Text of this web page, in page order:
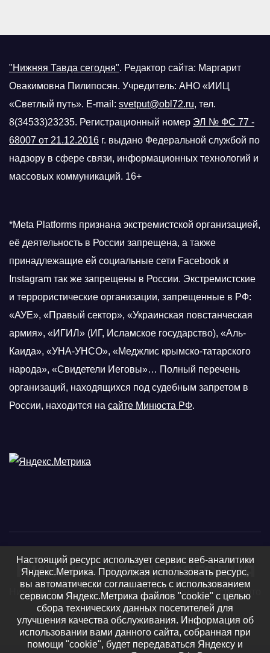
"Нижняя Тавда сегодня". Редактор сайта: Маргарит
Овакимовна Пилипосян. Учредитель: АНО «ИИЦ
«Светлый путь». E-mail: svetput@obl72.ru, тел.
8(34533)23235. Регистрационный номер ЭЛ № ФС 77 -
68007 от 21.12.2016 г. выдано Федеральной службой по
надзору в сфере связи, информационных технологий и
массовых коммуникаций. 16+
*Meta Platforms признана экстремистской организацией,
её деятельность в России запрещена, а также
принадлежащие ей социальные сети Facebook и
Instagram так же запрещены в России. Экстремистские
и террористические организации, запрещенные в РФ:
«АУЕ», «Правый сектор», «Украинская повстанческая
армия», «ИГИЛ» (ИГ, Исламское государство), «Аль-
Каида», «УНА-УНСО», «Меджлис крымско-татарского
народа», «Свидетели Иеговы»… Полный перечень
организаций, находящихся под судебным запретом в
России, находится на сайте Минюста РФ.
Нижняя Тавда сегодня
Нижняя Тавда, Нижнетавдинский район - новости, фото
и видео
Настоящий ресурс использует сервис веб-аналитики
Яндекс.Метрика. Продолжая использовать ресурс,
вы автоматически соглашаетесь с использованием
сервисом Яндекс.Метрика файлов "cookie" с целью
сбора технических данных посетителей для
улучшения качества обслуживания. Информация об
использовании вами данного сайта, собранная при
помощи "cookie", будет передаваться Яндексу и